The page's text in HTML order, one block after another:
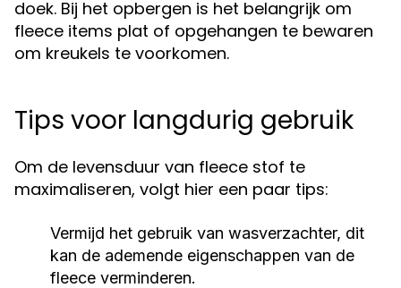
doek. Bij het opbergen is het belangrijk om
fleece items plat of opgehangen te bewaren
om kreukels te voorkomen.
Tips voor langdurig gebruik
Om de levensduur van fleece stof te
maximaliseren, volgt hier een paar tips:
Vermijd het gebruik van wasverzachter, dit
kan de ademende eigenschappen van de
fleece verminderen.